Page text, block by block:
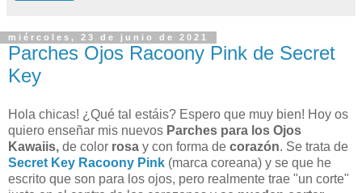
miércoles, 23 de junio de 2021
Parches Ojos Racoony Pink de Secret
Key
Hola chicas! ¿Qué tal estáis? Espero que muy bien! Hoy os
quiero enseñar mis nuevos Parches para los Ojos
Kawaiis, de color rosa y con forma de corazón. Se trata de
Secret Key Racoony Pink (marca coreana) y se que he
escrito que son para los ojos, pero realmente trae "un corte"